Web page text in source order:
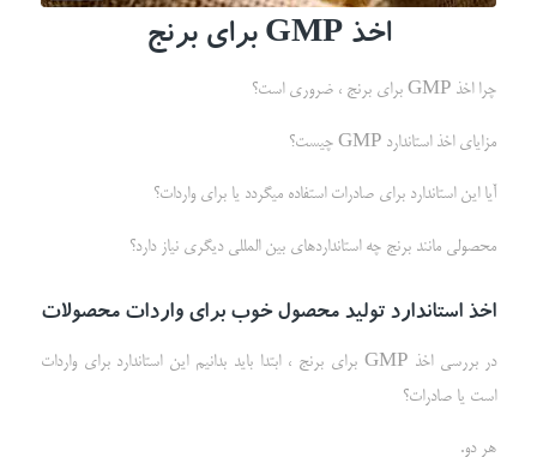
اخذ GMP برای برنج
چرا اخذ GMP برای برنج ، ضروری است؟
مزایای اخذ استاندارد GMP چیست؟
آیا این استاندارد برای صادرات استفاده میگردد یا برای واردات؟
محصولی مانند برنج چه استانداردهای بین المللی دیگری نیاز دارد؟
اخذ استاندارد تولید محصول خوب برای واردات محصولات
در بررسی اخذ GMP برای برنج ، ابتدا باید بدانیم این استاندارد برای واردات
است یا صادرات؟
هر دو.